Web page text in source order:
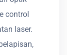
control
laser.